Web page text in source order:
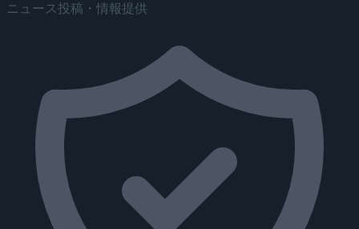
ニュース投稿・情報提供